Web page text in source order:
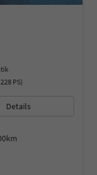
PS)
Details